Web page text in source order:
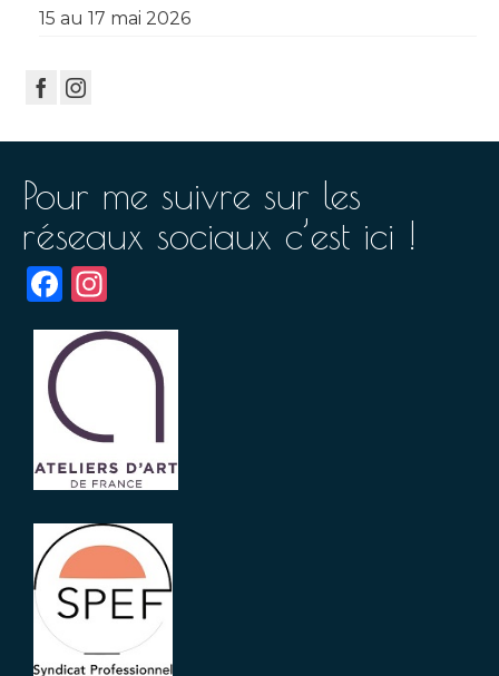
15 au 17 mai 2026
Pour me suivre sur les
réseaux sociaux c’est ici !
Facebook